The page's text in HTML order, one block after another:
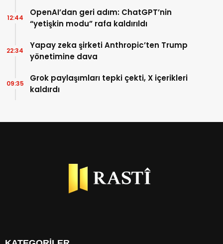
OpenAI’dan geri adım: ChatGPT’nin
“yetişkin modu” rafa kaldırıldı
12:44
Yapay zeka şirketi Anthropic’ten Trump
yönetimine dava
22:34
Grok paylaşımları tepki çekti, X içerikleri
kaldırdı
09:35